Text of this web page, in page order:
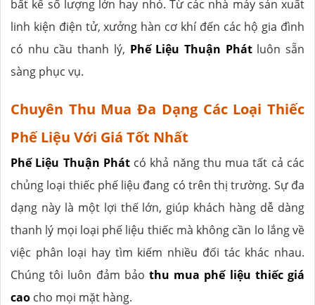
bất kể số lượng lớn hay nhỏ. Từ các nhà máy sản xuất
linh kiện điện tử, xưởng hàn cơ khí đến các hộ gia đình
có nhu cầu thanh lý, Phế Liệu Thuận Phátluôn sẵn
sàng phục vụ.
Chuyên Thu Mua Đa Dạng Các Loại Thiếc
Phế Liệu Với Giá Tốt Nhất
Phế Liệu Thuận Phátcó khả năng thu mua tất cả các
chủng loại thiếc phế liệu đang có trên thị trường. Sự đa
dạng này là một lợi thế lớn, giúp khách hàng dễ dàng
thanh lý mọi loại phế liệu thiếc mà không cần lo lắng về
việc phân loại hay tìm kiếm nhiều đối tác khác nhau.
Chúng tôi luôn đảm bảo thu mua phế liệu thiếc giá
cao cho mọi mặt hàng.